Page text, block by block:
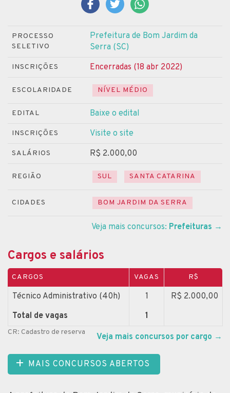
PROCESSO
SELETIVO
Prefeitura de Bom Jardim da
Serra (SC)
INSCRIÇÕES Encerradas (18 abr 2022)
ESCOLARIDADE NÍVEL MÉDIO
EDITAL Baixe o edital
INSCRIÇÕES Visite o site
SALÁRIOS R$ 2.000,00
REGIÃO SUL SANTA CATARINA
CIDADES BOM JARDIM DA SERRA
Veja mais concursos: Prefeituras →
Cargos e salários
CARGOS VAGAS R$
Técnico Administrativo (40h) 1
R$ 2.000,00
Total de vagas
1
CR: Cadastro de reserva Veja mais concursos por cargo →
MAIS CONCURSOS ABERTOS